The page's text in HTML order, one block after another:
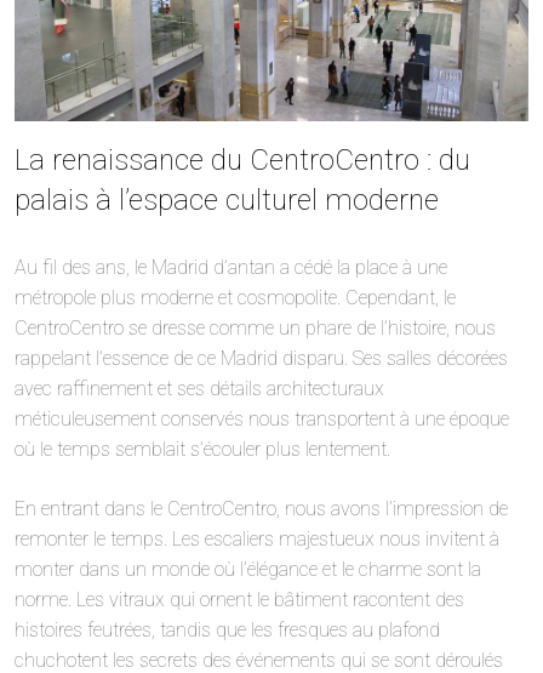
La renaissance du CentroCentro : du
palais à l’espace culturel moderne
Au fil des ans, le Madrid d’antan a cédé la place à une
métropole plus moderne et cosmopolite. Cependant, le
CentroCentro se dresse comme un phare de l’histoire, nous
rappelant l’essence de ce Madrid disparu. Ses salles décorées
avec raffinement et ses détails architecturaux
méticuleusement conservés nous transportent à une époque
où le temps semblait s’écouler plus lentement.
En entrant dans le CentroCentro, nous avons l’impression de
remonter le temps. Les escaliers majestueux nous invitent à
monter dans un monde où l’élégance et le charme sont la
norme. Les vitraux qui ornent le bâtiment racontent des
histoires feutrées, tandis que les fresques au plafond
chuchotent les secrets des événements qui se sont déroulés